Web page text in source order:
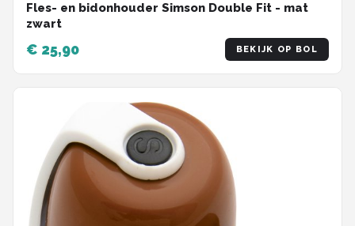
Fles- en bidonhouder Simson Double Fit - mat
zwart
€ 25,90 BEKIJK OP BOL